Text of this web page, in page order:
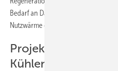
Bedarf an Dachfläche von 1,8 m
Nutzwärme gerechnet werden.
Projekt Geo:base:
Kühlen muss die